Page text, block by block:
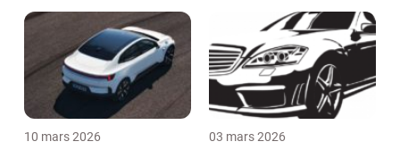
10 mars 2026 03 mars 2026